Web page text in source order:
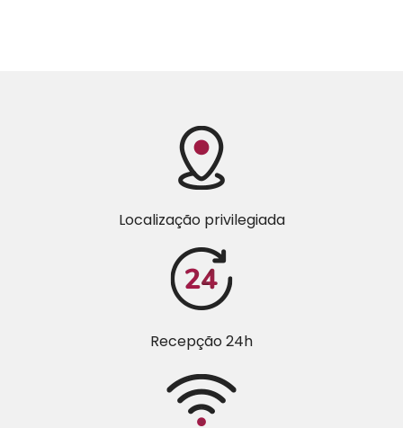
Localização privilegiada
Recepção 24h